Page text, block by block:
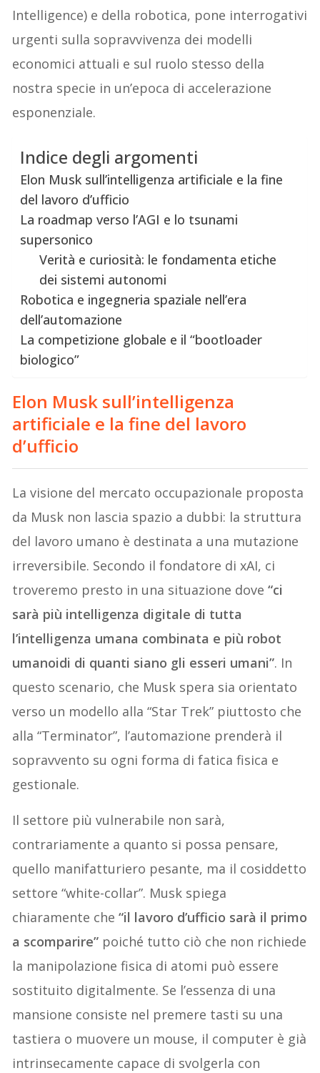
Intelligence) e della robotica, pone interrogativi
urgenti sulla sopravvivenza dei modelli
economici attuali e sul ruolo stesso della
nostra specie in un’epoca di accelerazione
esponenziale.
Indice degli argomenti
Elon Musk sull’intelligenza artificiale e la fine
del lavoro d’ufficio
La roadmap verso l’AGI e lo tsunami
supersonico
Verità e curiosità: le fondamenta etiche
dei sistemi autonomi
Robotica e ingegneria spaziale nell’era
dell’automazione
La competizione globale e il “bootloader
biologico”
Elon Musk sull’intelligenza
artificiale e la fine del lavoro
d’ufficio
La visione del mercato occupazionale proposta
da Musk non lascia spazio a dubbi: la struttura
del lavoro umano è destinata a una mutazione
irreversibile. Secondo il fondatore di xAI, ci
troveremo presto in una situazione dove“ci
sarà più intelligenza digitale di tutta
l’intelligenza umana combinata e più robot
umanoidi di quanti siano gli esseri umani”. In
questo scenario, che Musk spera sia orientato
verso un modello alla “Star Trek” piuttosto che
alla “Terminator”, l’automazione prenderà il
sopravvento su ogni forma di fatica fisica e
gestionale.
Il settore più vulnerabile non sarà,
contrariamente a quanto si possa pensare,
quello manifatturiero pesante, ma il cosiddetto
settore “white-collar”. Musk spiega
chiaramente che“il lavoro d’ufficio sarà il primo
a scomparire” poiché tutto ciò che non richiede
la manipolazione fisica di atomi può essere
sostituito digitalmente. Se l’essenza di una
mansione consiste nel premere tasti su una
tastiera o muovere un mouse, il computer è già
intrinsecamente capace di svolgerla con